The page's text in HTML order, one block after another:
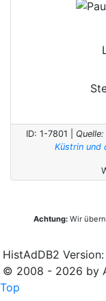
ID: 1-7801 |
Küstrin und
Achtung: Wir
HistAdDB2 Version:
© 2008 - 2026 by
Top